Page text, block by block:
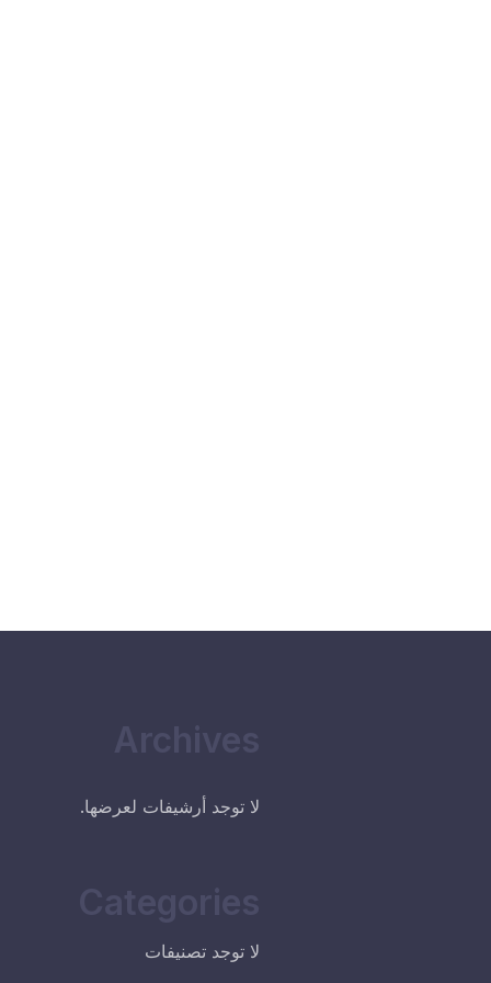
Archives
لا توجد أرشيفات لعرضها.
Categories
لا توجد تصنيفات